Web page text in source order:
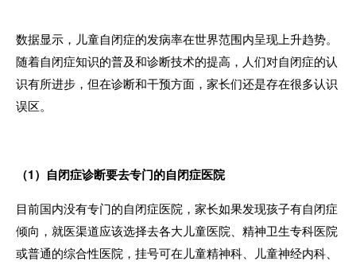
数据显示，儿童自闭症的发病率在世界范围内呈现上升趋势。
随着自闭症知识的普及和诊断技术的提高，人们对自闭症的认
识有所进步，但在诊断和干预方面，家长们还是存在很多认识
误区。
（1）自闭症诊断要去专门的自闭症医院
目前国内没有专门的自闭症医院，家长如果发现孩子有自闭症
倾向，就医渠道应该选择去各大儿童医院、精神卫生专科医院
或普通的综合性医院，挂号可在儿童精神科、儿童神经内科、